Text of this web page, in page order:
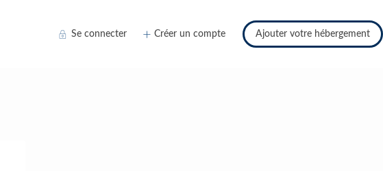
Se connecter Créer un compte Ajouter votre hébergement